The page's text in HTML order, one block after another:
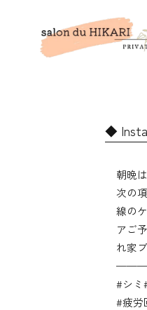
朝晩
次の
線の
アご
れ家
#シミ
#疲労